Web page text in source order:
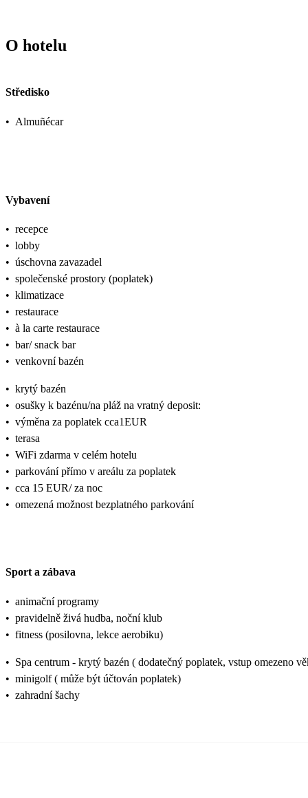
O hotelu
Středisko
• Almuñécar
Vybavení
• recepce
• lobby
• úschovna zavazadel
• společenské prostory (poplatek)
• klimatizace
• restaurace
• à la carte restaurace
• bar/ snack bar
• venkovní bazén
• krytý bazén
• osušky k bazénu/na pláž na vratný deposit:
• výměna za poplatek cca1EUR
• terasa
• WiFi zdarma v celém hotelu
• parkování přímo v areálu za poplatek
• cca 15 EUR/ za noc
• omezená možnost bezplatného parkování
Sport a zábava
• animační programy
• pravidelně živá hudba, noční klub
• fitness (posilovna, lekce aerobiku)
• Spa centrum - krytý bazén ( dodatečný poplatek, vstup omezeno
• minigolf ( může být účtován poplatek)
• zahradní šachy